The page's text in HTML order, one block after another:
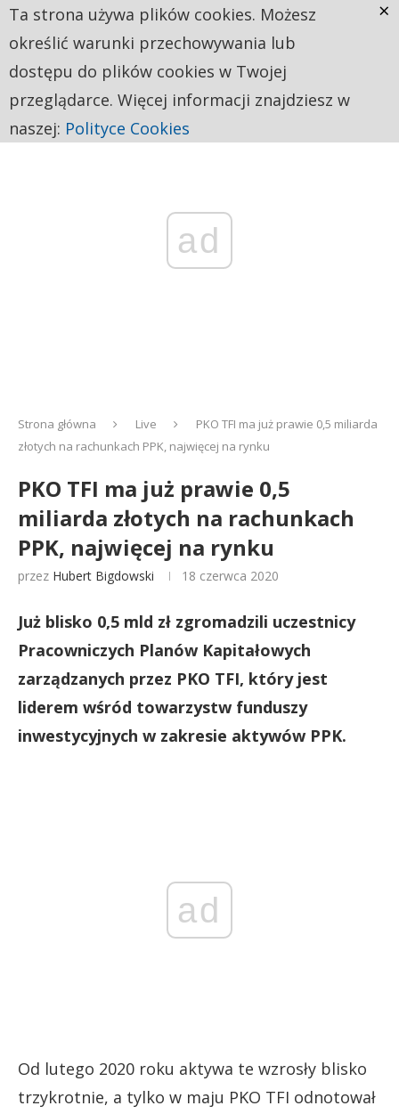
ad
Strona główna Live
PKO TFI ma już prawie 0,5 miliarda
złotych na rachunkach PPK, najwięcej na rynku
PKO TFI ma już prawie 0,5
miliarda złotych na rachunkach
PPK, najwięcej na rynku
przez Hubert Bigdowski 18 czerwca 2020
Już blisko 0,5 mld zł zgromadzili uczestnicy
Pracowniczych Planów Kapitałowych
zarządzanych przez PKO TFI, który jest
liderem wśród towarzystw funduszy
inwestycyjnych w zakresie aktywów PPK.
ad
Od lutego 2020 roku aktywa te wzrosły blisko
trzykrotnie, a tylko w maju PKO TFI odnotował
Ta strona używa plików cookies. Możesz
określić warunki przechowywania lub
dostępu do plików cookies w Twojej
przeglądarce. Więcej informacji znajdziesz w
naszej: Polityce Cookies
×